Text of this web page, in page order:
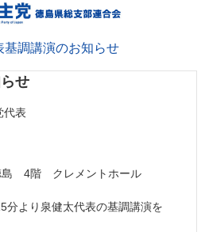
基調講演のお知らせ
せ
代表
島 4階 クレメントホール
分より泉健太代表の基調講演を